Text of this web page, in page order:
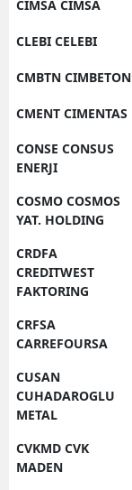
CIMSA CIMSA
CLEBI CELEBI
CMBTN CIMBETON
CMENT CIMENTAS
CONSE CONSUS
ENERJI
COSMO COSMOS
YAT. HOLDING
CRDFA
CREDITWEST
FAKTORING
CRFSA
CARREFOURSA
CUSAN
CUHADAROGLU
METAL
CVKMD CVK
MADEN